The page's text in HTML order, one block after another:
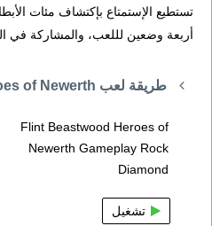
تستطيع الإستمتاع بإكتشاف مئات
أربعة وضعين لللعب، والمشاركة في
طريقة لعب Heroes of Newerth
Flint Beastwood Heroes of
Newerth Gameplay Rock
Diamond
تشغيل